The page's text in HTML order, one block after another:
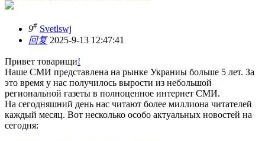
9# Svetlswj
回复2025-9-13 12:47:41
Привет товарищи!
Наше СМИ представлена на рынке Украниы больше 5 лет. За
это время у нас получилось вырости из небольшой
региональной газеты в полноценное интернет СМИ.
На сегодняшний день нас читают более миллиона читателей
каждый месяц. Вот несколько особо актуальных новостей на
сегодня: